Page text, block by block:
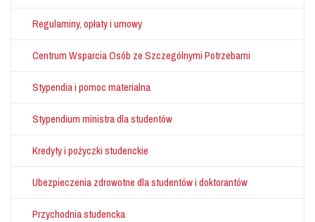
Regulaminy, opłaty i umowy
Centrum Wsparcia Osób ze Szczególnymi Potrzebami
Stypendia i pomoc materialna
Stypendium ministra dla studentów
Kredyty i pożyczki studenckie
Ubezpieczenia zdrowotne dla studentów i doktorantów
Przychodnia studencka